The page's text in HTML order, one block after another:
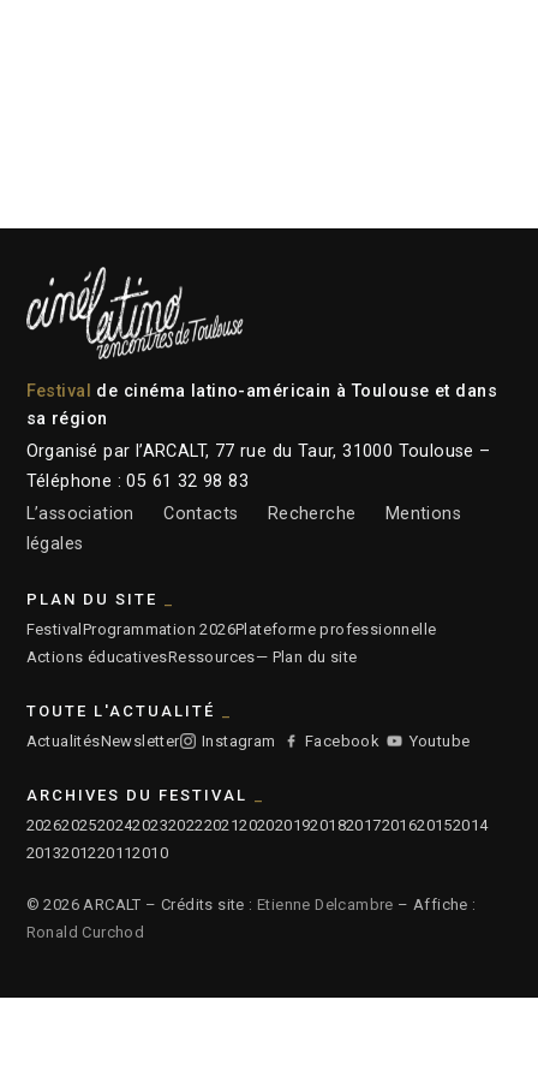
Festival
de cinéma latino-américain à Toulouse et dans
sa région
Organisé par l’ARCALT, 77 rue du Taur, 31000 Toulouse –
Téléphone : 05 61 32 98 83
L’association
Contacts Recherche
Mentions
légales
PLAN DU SITE
FestivalProgrammation 2026Plateforme professionnelle
Actions éducativesRessources— Plan du site
TOUTE L'ACTUALITÉ
ActualitésNewsletter Instagram Facebook Youtube
ARCHIVES DU FESTIVAL
2026202520242023202220212020201920182017201620152014
2013201220112010
© 2026 ARCALT – Crédits site : Etienne Delcambre – Affiche :
Ronald Curchod